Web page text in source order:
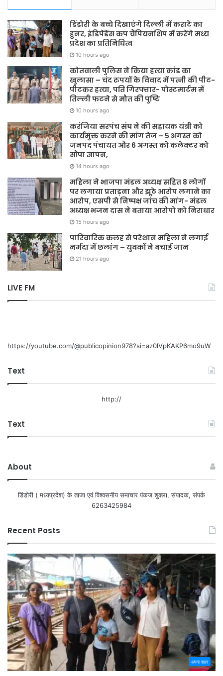
डिंडोरी के बच्चे दिखाएंगे दिल्ली में कराटे का
हुनर, इंडिपेंडेंस कप चैंपियनशिप में करेंगे मध्य
प्रदेश का प्रतिनिधित्व
10 hours ago
कोतवाली पुलिस ने किया हत्या कांड का
खुलासा – चंद रुपयों के विवाद में पत्नी की पीट-
पीटकर हत्या, पति गिरफ्तार- पोस्टमार्टम में
तिल्ली फटने से मौत की पुष्टि
10 hours ago
करंजिया सरपंच संघ ने की सहायक यंत्री को
कार्यमुक्त करने की मांग तेज – 5 अगस्त को
जनपद पंचायत और 6 अगस्त को कलेक्टर को
सौंपा ज्ञापन,
14 hours ago
महिला ने भाजपा मंडल अध्यक्ष सहित 8 लोगों
पर लगाया प्रताड़ना और झूठे आरोप लगाने का
आरोप, एसपी से निष्पक्ष जांच की मांग- मंडल
अध्यक्ष भजन दास ने बताया आरोपो को निराधार
15 hours ago
पारिवारिक कलह से परेशान महिला ने लगाई
नर्मदा में छलांग – युवकों ने बचाई जान
21 hours ago
LIVE FM
https://youtube.com/@publicopinion978?si=az0lVpKAKP6mo9uW
Text
http://
Text
About
डिंडोरी ( मध्यप्रदेश) के ताजा एवं विश्वसनीय समाचार पंकज शुक्ला, संपादक, संपर्क
6263425984
Recent Posts
अपना शहर